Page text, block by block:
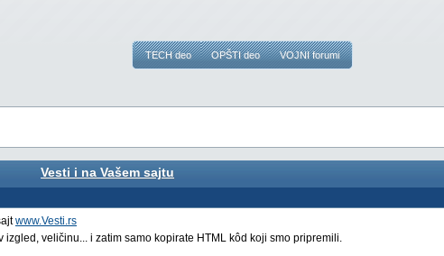
TECH deo OPŠTI deo VOJNI forumi
Vesti i na Vašem sajtu
www.Vesti.rs
veličinu... i zatim samo kopirate HTML kôd koji smo pripremili.